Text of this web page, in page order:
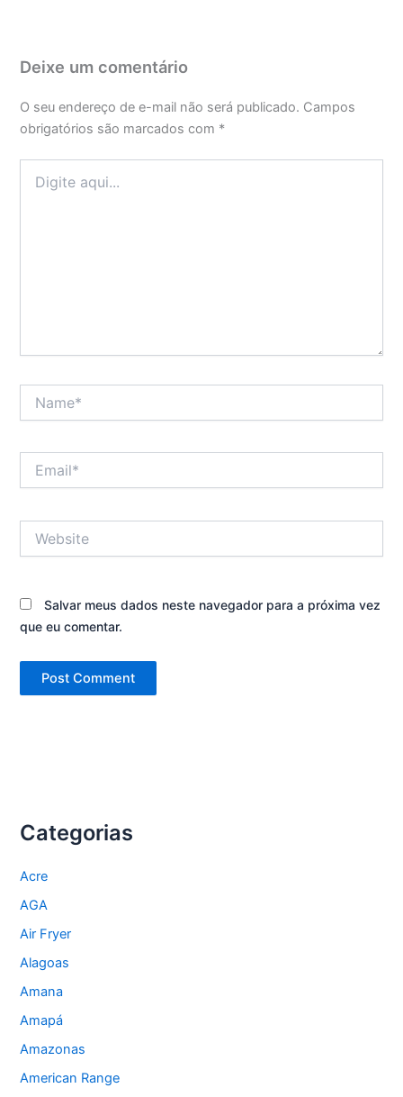
Deixe um comentário
O seu endereço de e-mail não será publicado. Campos
obrigatórios são marcados com *
aqui...
Salvar meus dados neste navegador para a próxima vez
que eu comentar.
Categorias
Acre
AGA
Air Fryer
Alagoas
Amana
Amapá
Amazonas
American Range